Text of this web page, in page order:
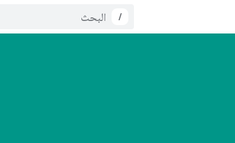
/